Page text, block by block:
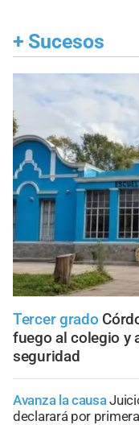
+ Sucesos
Tercer grado
fuego al colegio y
seguridad
Avanza la causa
declarará por